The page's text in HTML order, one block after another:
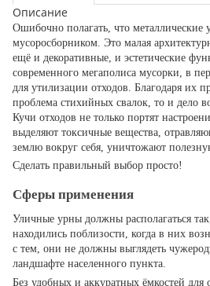
Описание
Ошибочно полагать, что металлические
мусоросборником. Это малая
ещё и декоративные, и эстетические
современного мегаполиса мусорки, в
для утилизации отходов. Благодаря их
проблема стихийных свалок, то и дело
Кучи отходов не только портят
выделяют токсичные вещества,
землю вокруг себя, уничтожают
Сделать правильный выбор просто!
Сферы применения
Уличные урны должны располагаться
находились поблизости, когда в них
с тем, они не должны выглядеть
ландшафте населенного пункта.
Без удобных и аккуратных ёмкостей для